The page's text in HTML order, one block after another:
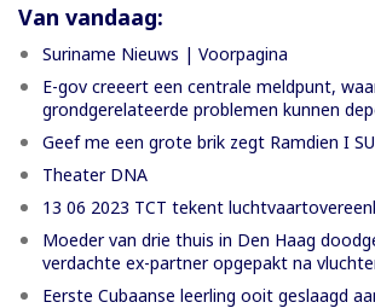
Van vandaag:
Suriname Nieuws | Voorpagina
E-gov creeert een centrale meldpunt,
grondgerelateerde problemen kunnen
Geef me een grote brik zegt Ramdien I
Theater DNA
13 06 2023 TCT tekent
Moeder van drie thuis in Den Haag
verdachte ex-partner opgepakt na
Eerste Cubaanse leerling ooit geslaagd